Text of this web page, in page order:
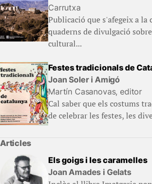
Carrutxa
Publicació que s'afegeix a la
quaderns de divulgació
cultural...
Festes tradicionals de
Joan Soler i Amigó
Martín Casanovas, editor
Cal saber que els costums
de celebrar les festes, les
Articles
Els goigs i les caramelles
Joan Amades i Gelats